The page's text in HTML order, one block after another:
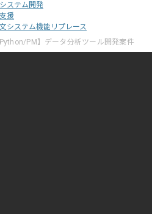
ステム開発
援
システム機能リプレース
Python/PM】データ分析ツール開発案件